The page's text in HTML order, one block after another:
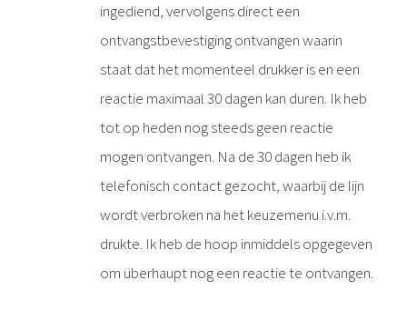
ingediend, vervolgens direct een
ontvangstbevestiging ontvangen waarin
staat dat het momenteel drukker is en een
reactie maximaal 30 dagen kan duren. Ik heb
tot op heden nog steeds geen reactie
mogen ontvangen. Na de 30 dagen heb ik
telefonisch contact gezocht, waarbij de lijn
wordt verbroken na het keuzemenu i.v.m.
drukte. Ik heb de hoop inmiddels opgegeven
om überhaupt nog een reactie te ontvangen.